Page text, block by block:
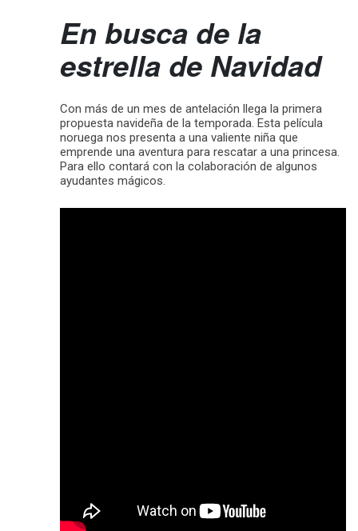
En busca de la
estrella de Navidad
Con más de un mes de antelación llega la primera
propuesta navideña de la temporada. Esta película
noruega nos presenta a una valiente niña que
emprende una aventura para rescatar a una princesa.
Para ello contará con la colaboración de algunos
ayudantes mágicos.